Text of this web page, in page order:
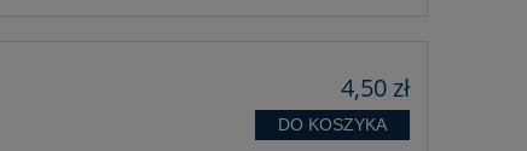
4,50 zł
DO KOSZYKA